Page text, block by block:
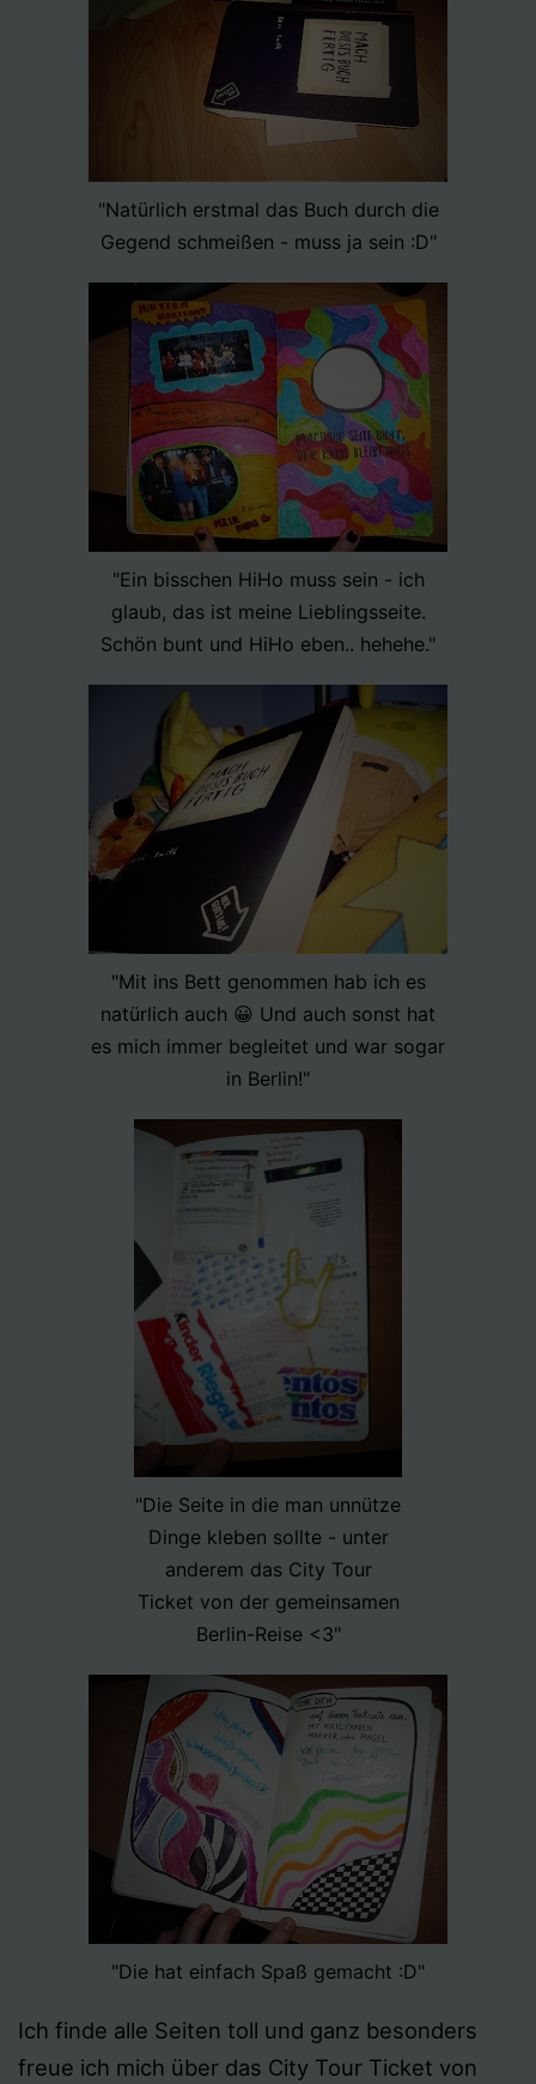
"Natürlich erstmal das Buch durch die
Gegend schmeißen - muss ja sein :D"
"Ein bisschen HiHo muss sein - ich
glaub, das ist meine Lieblingsseite.
Schön bunt und HiHo eben.. hehehe."
"Mit ins Bett genommen hab ich es
natürlich auch 😀 Und auch sonst hat
es mich immer begleitet und war sogar
in Berlin!"
"Die Seite in die man unnütze
Dinge kleben sollte - unter
anderem das City Tour
Ticket von der gemeinsamen
Berlin-Reise <3"
"Die hat einfach Spaß gemacht :D"
Ich finde alle Seiten toll und ganz besonders
freue ich mich über das City Tour Ticket von